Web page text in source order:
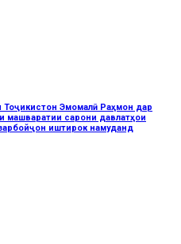
Тоҷикистон Эмомалӣ Раҳмон дар
машваратии сарони давлатҳои
иштирок намуданд